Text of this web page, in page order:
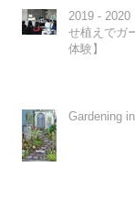
2019 - 2020
せ植えでガ
体験】
Gardening